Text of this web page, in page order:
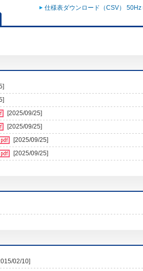
仕様表ダウンロード（CSV） 50Hz
[2025/09/25]
[2025/09/25]
[2025/09/25]
[2025/09/25]
02/10]